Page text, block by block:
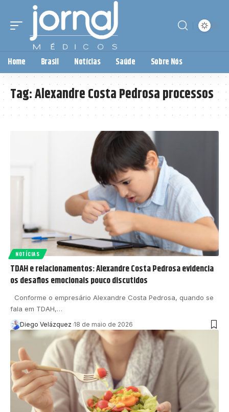
Home Brasil Notícias Saúde Sobre Nós
Tag:Alexandre Costa Pedrosa processos
NOTÍCIAS
TDAH e relacionamentos: Alexandre Costa Pedrosa evidencia
os desafios emocionais pouco discutidos
Conforme o empresário Alexandre Costa Pedrosa, quando se
fala em TDAH,…
Diego Velázquez 18 de maio de 2026